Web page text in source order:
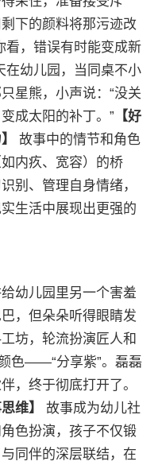
下的颜料将那污迹改
看，错误有时能变成新
在幼儿园，当同桌不小
星熊，小声说：“没关
成太阳的补丁。” 【好
故事中的情节和角色
内疚、宽容）的桥
别、管理自身情绪，
生活中展现出更强的
幼儿园里另一个害羞
，但朵朵听得眼睛发
坊，轮流扮演匠人和
色——“分享紫”。磊磊
，终于彻底打开了。
维】
故事成为幼儿社
色扮演，孩子不仅锻
同伴的深层联结，在